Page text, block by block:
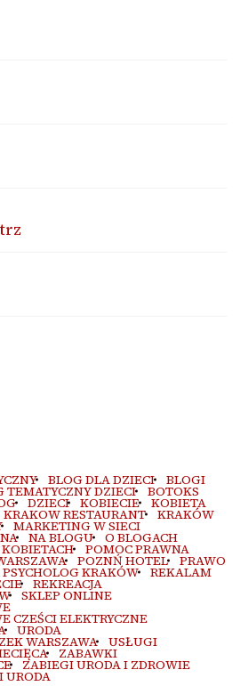
BLOG DLA DZIECI BLOGI
TEMATYCZNY DZIECI BOTOKS
DZIECI KOBIECIE KOBIETA
KRAKOW RESTAURANT KRAKÓW
MARKETING W SIECI
NA BLOGU O BLOGACH
POMOC PRAWNA
POZNŃ HOTEL PRAWO
PSYCHOLOG KRAKÓW REKALAM
REKREACJA
SKLEP ONLINE
CZEŚCI ELEKTRYCZNE
URODA
WARSZAWA USŁUGI
ZABAWKI
ZABIEGI URODA I ZDROWIE
URODA